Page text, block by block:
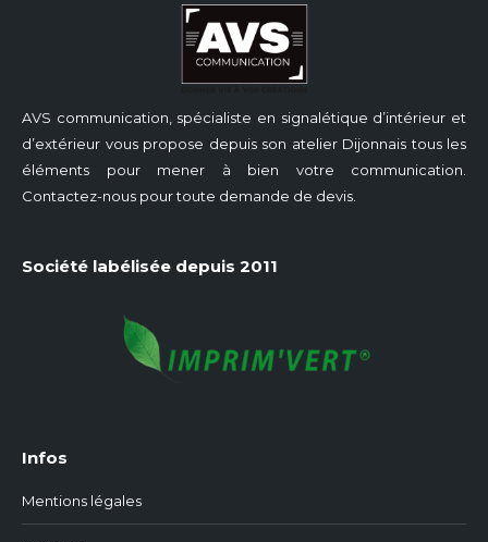
AVS communication, spécialiste en signalétique d’intérieur et
d’extérieur vous propose depuis son atelier Dijonnais tous les
éléments pour mener à bien votre communication.
Contactez-nous pour toute demande de devis.
Société labélisée depuis 2011
Infos
Mentions légales